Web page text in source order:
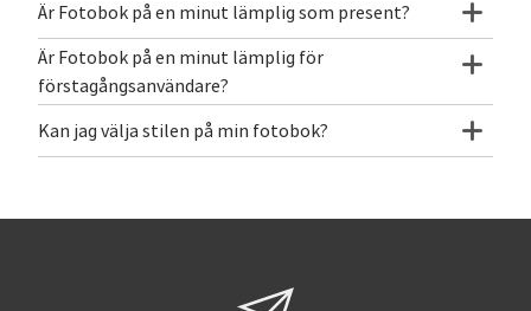
Är Fotobok på en minut lämplig som present?
Är Fotobok på en minut lämplig för
förstagångsanvändare?
Kan jag välja stilen på min fotobok?